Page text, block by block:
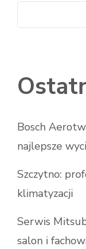
Bosch
najlepsze
Szczytno:
klimatyzacji
Serwis
salon i